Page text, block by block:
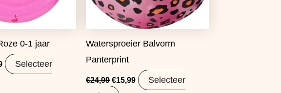
0-1 jaar
Selecteer
Watersproeier Balvorm
Panterprint
€24,99 €15,99
Selecteer